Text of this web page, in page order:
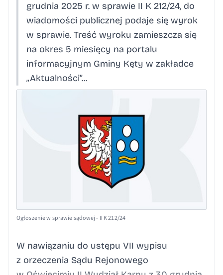
grudnia 2025 r. w sprawie II K 212/24, do
wiadomości publicznej podaje się wyrok
w sprawie. Treść wyroku zamieszcza się
na okres 5 miesięcy na portalu
informacyjnym Gminy Kęty w zakładce
„Aktualności”...
Ogłoszenie w sprawie sądowej - II K 212/24
W nawiązaniu do ustępu VII wypisu
z orzeczenia Sądu Rejonowego